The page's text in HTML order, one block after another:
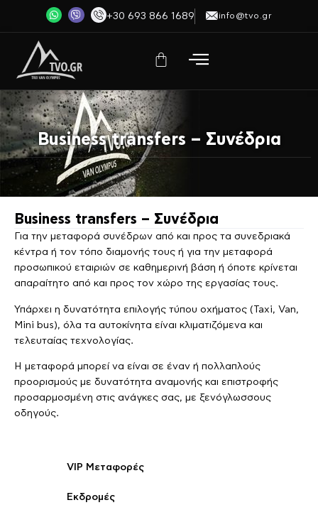
+30 693 866 1689 info@tvo.gr
Business transfers – Συνέδρια
Business transfers – Συνέδρια
Για την μεταφορά συνέδρων από και προς τα συνεδριακά
κέντρα ή τον τόπο διαμονής τους ή για την μεταφορά
προσωπικού εταιριών σε καθημερινή βάση ή όποτε κρίνεται
απαραίτητο από και προς τον χώρο της εργασίας τους.
Υπάρχει η δυνατότητα επιλογής τύπου οχήματος (Taxi, Van,
Mini bus), όλα τα αυτοκίνητα είναι κλιματιζόμενα και
τελευταίας τεχνολογίας.
Η μεταφορά μπορεί να είναι σε έναν ή πολλαπλούς
προορισμούς με δυνατότητα αναμονής και επιστροφής
προσαρμοσμένη στις ανάγκες σας, με ξενόγλωσσους
οδηγούς.
VIP Mεταφορές
Εκδρομές